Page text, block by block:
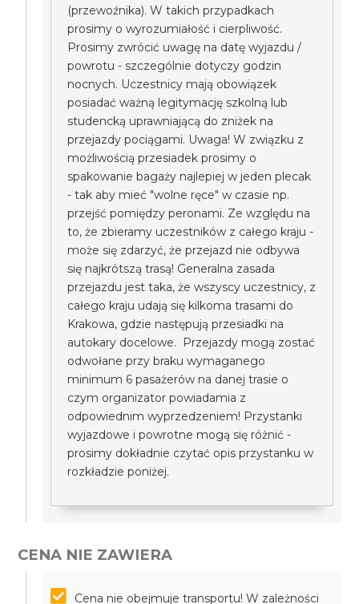
(przewoźnika). W takich przypadkach
prosimy o wyrozumiałość i cierpliwość.
Prosimy zwrócić uwagę na datę wyjazdu /
powrotu - szczególnie dotyczy godzin
nocnych. Uczestnicy mają obowiązek
posiadać ważną legitymację szkolną lub
studencką uprawniającą do zniżek na
przejazdy pociągami. Uwaga! W związku z
możliwością przesiadek prosimy o
spakowanie bagaży najlepiej w jeden plecak
- tak aby mieć "wolne ręce" w czasie np.
przejść pomiędzy peronami. Ze względu na
to, że zbieramy uczestników z całego kraju -
może się zdarzyć, że przejazd nie odbywa
się najkrótszą trasą! Generalna zasada
przejazdu jest taka, że wszyscy uczestnicy, z
całego kraju udają się kilkoma trasami do
Krakowa, gdzie następują przesiadki na
autokary docelowe. Przejazdy mogą zostać
odwołane przy braku wymaganego
minimum 6 pasażerów na danej trasie o
czym organizator powiadamia z
odpowiednim wyprzedzeniem! Przystanki
wyjazdowe i powrotne mogą się różnić -
prosimy dokładnie czytać opis przystanku w
rozkładzie poniżej.
CENA NIE ZAWIERA
Cena nie obejmuje transportu! W zależności